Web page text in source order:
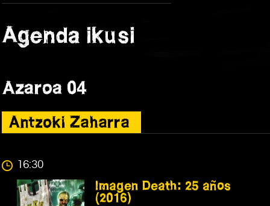
Agenda ikusi
Azaroa 04
Antzoki Zaharra
16:30
Imagen Death: 25 años
(2016)